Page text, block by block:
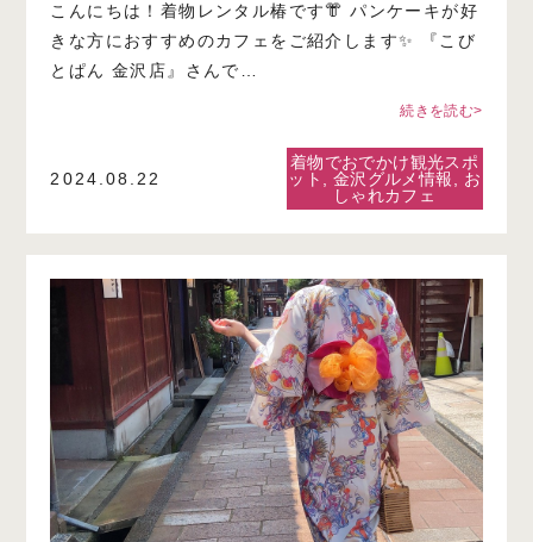
こんにちは！着物レンタル椿です👘 パンケーキが好
きな方におすすめのカフェをご紹介します✨ 『こび
とぱん 金沢店』さんで…
続きを読む>
2024.08.22
着物でおでかけ観光スポ
ット , 金沢グルメ情報, お
しゃれカフェ